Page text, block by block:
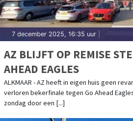
7 december 2025, 16:35 uur
AZ BLIJFT OP REMISE
AHEAD EAGLES
ALKMAAR - AZ heeft in eigen huis geen
verloren bekerfinale tegen Go Ahead
zondag door een [...]